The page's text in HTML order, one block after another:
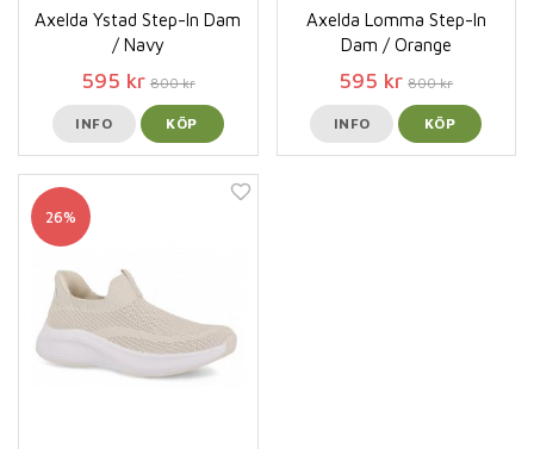
Axelda Ystad Step-In Dam
/ Navy
595 kr 800 kr
INFO KÖP
Axelda Lomma Step-In
Dam / Orange
595 kr 800 kr
INFO KÖP
26%